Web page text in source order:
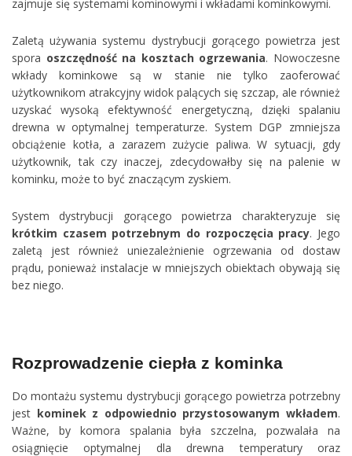
zajmuje się systemami kominowymi i wkładami kominkowymi.
Zaletą używania systemu dystrybucji gorącego powietrza jest
spora oszczędność na kosztach ogrzewania. Nowoczesne
wkłady kominkowe są w stanie nie tylko zaoferować
użytkownikom atrakcyjny widok palących się szczap, ale również
uzyskać wysoką efektywność energetyczną, dzięki spalaniu
drewna w optymalnej temperaturze. System DGP zmniejsza
obciążenie kotła, a zarazem zużycie paliwa. W sytuacji, gdy
użytkownik, tak czy inaczej, zdecydowałby się na palenie w
kominku, może to być znaczącym zyskiem.
System dystrybucji gorącego powietrza charakteryzuje się
krótkim czasem potrzebnym do rozpoczęcia pracy. Jego
zaletą jest również uniezależnienie ogrzewania od dostaw
prądu, ponieważ instalacje w mniejszych obiektach obywają się
bez niego.
Rozprowadzenie ciepła z kominka
Do montażu systemu dystrybucji gorącego powietrza potrzebny
jest kominek z odpowiednio przystosowanym wkładem.
Ważne, by komora spalania była szczelna, pozwalała na
osiągnięcie optymalnej dla drewna temperatury oraz